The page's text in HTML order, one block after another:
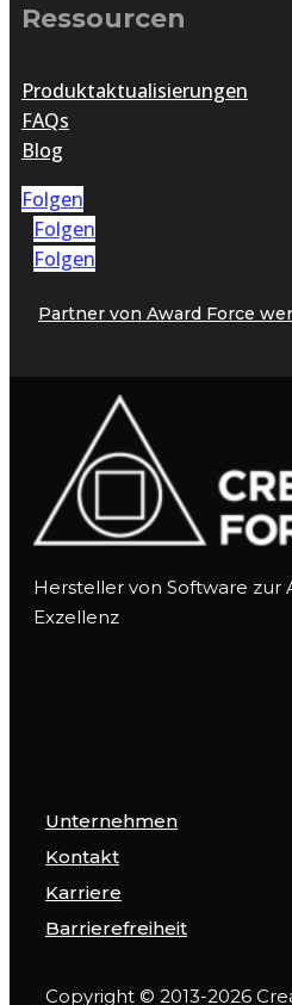
Ressourcen
Produktaktualisierungen
FAQs
Blog
Folgen
Folgen
Folgen
Partner von Award Force
Hersteller von Software zur
Exzellenz
Unternehmen
Kontakt
Karriere
Barrierefreiheit
Copyright © 2013-2026